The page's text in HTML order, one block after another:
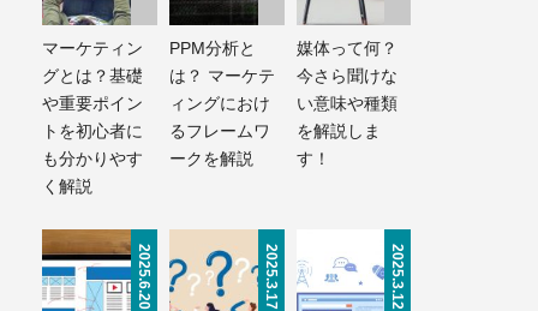
マーケティン
グとは？基礎
や重要ポイン
トを初心者に
も分かりやす
く解説
PPM分析と
は？ マーケテ
ィングにおけ
るフレームワ
ークを解説
媒体って何？
今さら聞けな
い意味や種類
を解説しま
す！
2025.6.20 2025.3.17 2025.3.12